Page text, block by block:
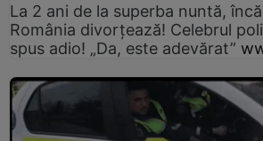
La 2 ani de la superba nuntă,
România divorțează! Celebrul
spus adio! „Da, este adevărat”